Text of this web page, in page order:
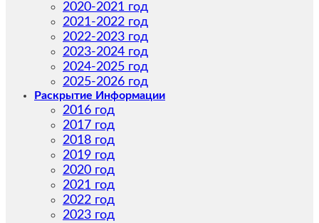
2020-2021 год
2021-2022 год
2022-2023 год
2023-2024 год
2024-2025 год
2025-2026 год
Раскрытие Информации
2016 год
2017 год
2018 год
2019 год
2020 год
2021 год
2022 год
2023 год